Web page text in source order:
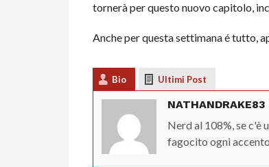
tornerà per questo nuovo capitolo,
Anche per questa settimana é tutto,
Bio Ultimi Post
NATHANDRAKE83
Nerd al 108%, se c'è
fagocito ogni